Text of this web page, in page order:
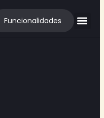
Funcionalidades